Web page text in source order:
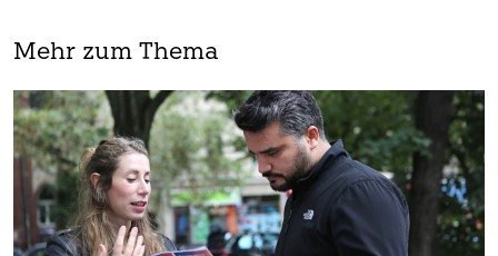
Mehr zum Thema